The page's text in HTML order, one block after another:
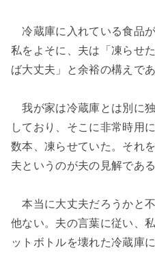
冷蔵庫に入れている食品
私をよそに、夫は「凍らせ
ば大丈夫」と余裕の構えであ
我が家は冷蔵庫とは別に
しており、そこに非常時用
数本、凍らせていた。それ
夫というのが夫の見解である
本当に大丈夫だろうかと
他ない。夫の言葉に従い、
ットボトルを壊れた冷蔵庫